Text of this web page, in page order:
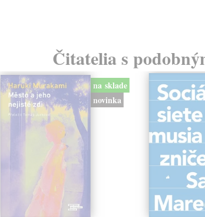
Čitatelia s
na sklade
novinka